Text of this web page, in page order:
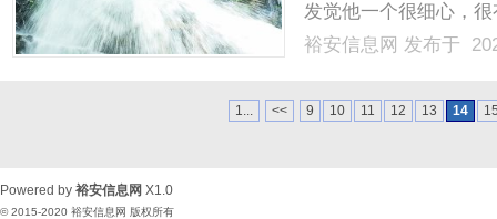
发觉他一个很细心，
的贴心让我不知不觉
替我分担，跟他在一
裕安信息网 发布于
1... << 9 10 11 12 13 14
Powered by 裕安信息网 X1.0
© 2015-2020 裕安信息网 版权所有